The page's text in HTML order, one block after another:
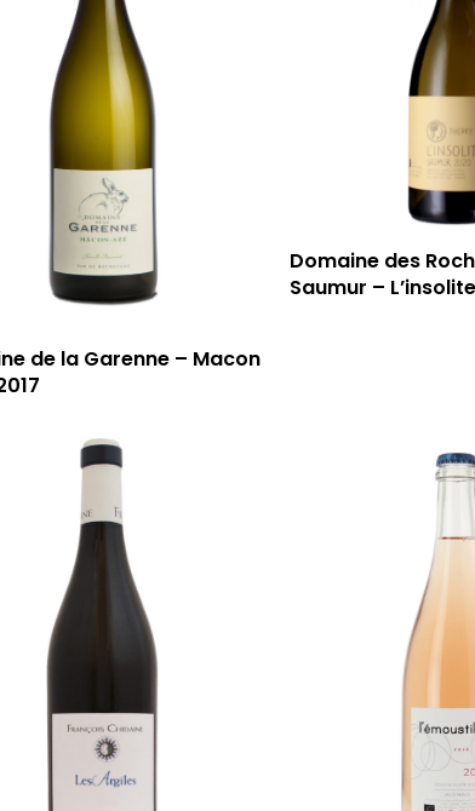
de la Garenne – Macon
Domaine des
Saumur – L’insolite